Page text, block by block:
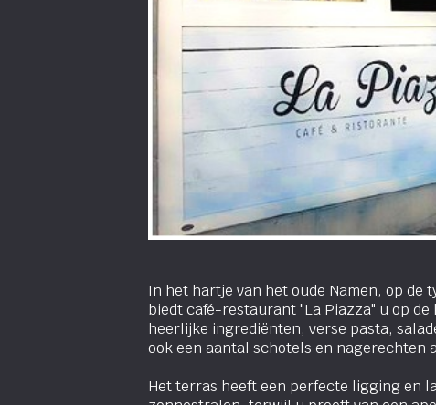
In het hartje van het oude Namen, op de
biedt café-restaurant "La Piazza" u op
heerlijke ingrediënten, verse pasta,
ook een aantal schotels en nagerechten
Het terras heeft een perfecte ligging en